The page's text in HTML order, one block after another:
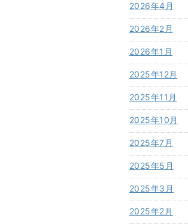
2026年4月
2026年2月
2026年1月
2025年12月
2025年11月
2025年10月
2025年7月
2025年5月
2025年3月
2025年2月